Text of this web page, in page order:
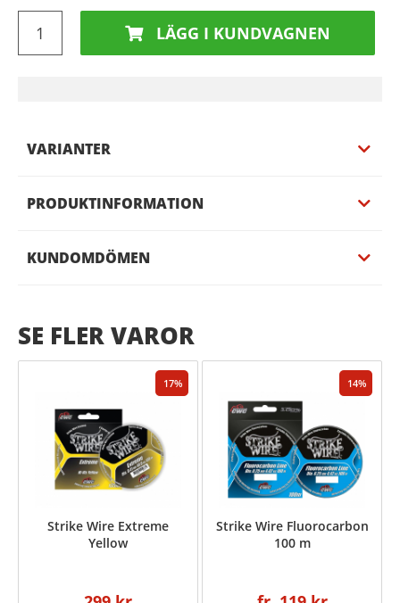
LÄGG I KUNDVAGNEN
VARIANTER
PRODUKTINFORMATION
KUNDOMDÖMEN
SE FLER VAROR
17
Strike Wire Extreme
Yellow
14
Strike Wire Fluorocarbon
100 m